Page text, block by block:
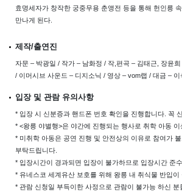
효명세자가 창작한 궁중무용 춘앵전 등을 통해 헌인릉
만나게 된다.
제작/출연진
자문 – 박광일 / 작가 – 남화정 / 작,편곡 – 김태근, 장윤
/ 이머시브 사운드 – 디지소닉 / 영상 – vom랩 / 대금 – 이
입장 및 관람 유의사항
* 입장 시 신분증과 핸드폰 번호 확인을 진행합니다. 꼭
* <왕릉 야별행>은 야간에 진행되는 행사로 취학 아동 이
* 미취학 아동은 공연 진행 및 안전상의 이유로 참여가
부탁드립니다.
* 입장시간이 경과되면 입장이 불가하므로 입장시간 준
* 유네스코 세계유산 보호를 위해 왕릉 내 취식물 반입이
* 관람 신청일 부득이한 사정으로 관람이 불가능 하신